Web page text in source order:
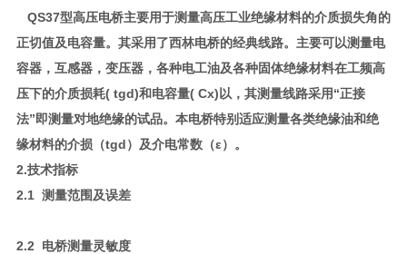
QS37型高压电桥主要用于测量高压工业绝缘材料的介质损失角的
正切值及电容量。其采用了西林电桥的经典线路。主要可以测量电
容器，互感器，变压器，各种电工油及各种固体绝缘材料在工频高
压下的介质损耗( tgd)和电容量( Cx)以，其测量线路采用“正接
法”即测量对地绝缘的试品。本电桥特别适应测量各类绝缘油和绝
缘材料的介损（tgd）及介电常数（ε）。
2.技术指标
2.1 测量范围及误差
2.2 电桥测量灵敏度